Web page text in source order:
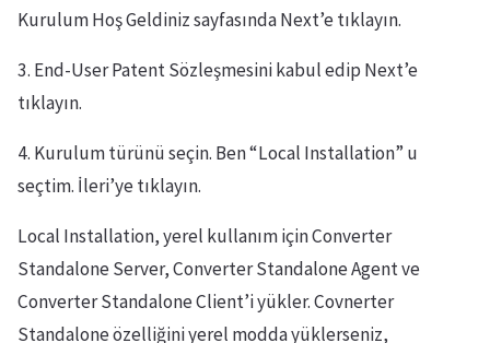
Kurulum Hoş Geldiniz sayfasında Next’e tıklayın.
3. End-User Patent Sözleşmesini kabul edip Next’e
tıklayın.
4. Kurulum türünü seçin. Ben “Local Installation” u
seçtim. İleri’ye tıklayın.
Local Installation, yerel kullanım için Converter
Standalone Server, Converter Standalone Agent ve
Converter Standalone Client’i yükler. Covnerter
Standalone özelliğini yerel modda yüklerseniz,